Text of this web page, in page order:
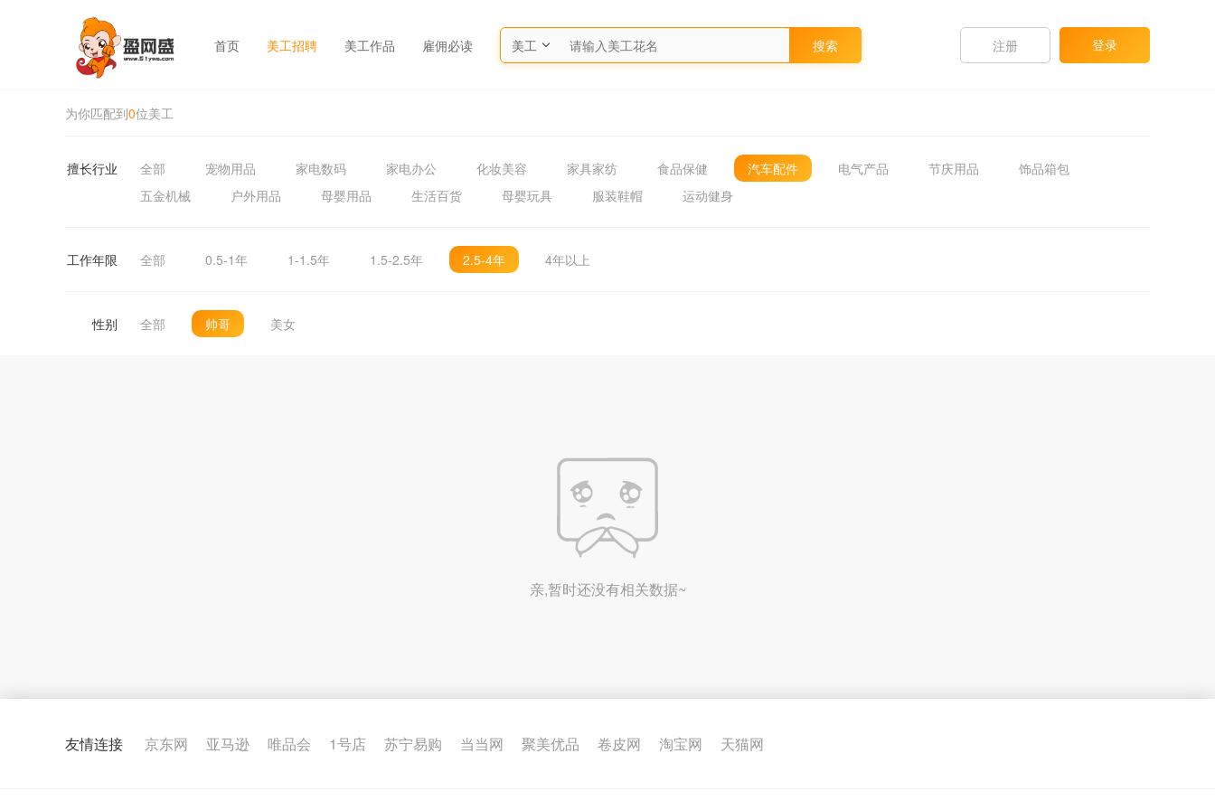
首页 美工招聘 美工作品 雇佣必读 美工 注册 登录
为你匹配到0位美工
擅长行业 全部 宠物用品 家电数码 家电办公 化妆美容 家具家纺 食品保健 汽车配件 电气产品 节庆用品
饰品箱包
五金机械
户外用品 母婴用品 生活百货 母婴玩具 服装鞋帽 运动健身
工作年限 全部 0.5-1年 1-1.5年 1.5-2.5年 2.5-4年 4年以上
性别 全部 帅哥 美女
亲,暂时还没有相关数据~
友情连接 京东网 亚马逊 唯品会 1号店 苏宁易购 当当网 聚美优品 卷皮网 淘宝网 天猫网